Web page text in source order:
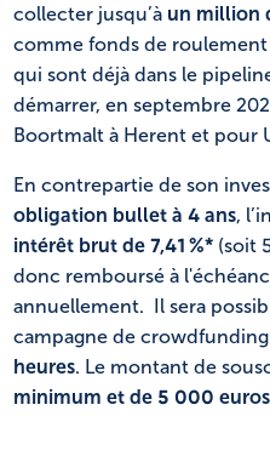
collecter jusqu’à un million
comme fonds de
qui sont déjà dans le
démarrer, en septembre
Boortmalt à Herent et pour
En contrepartie de son
obligation bullet à 4 ans,
intérêt brut de 7,41 %* (soit
donc remboursé à
annuellement. Il sera
campagne de
heures. Le montant de
minimum et de 5 000